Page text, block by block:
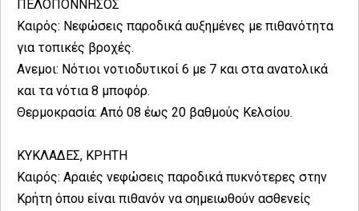
ΠΕΛΟΠΟΝΝΗΣΟΣ
Καιρός: Νεφώσεις παροδικά αυξημένες με πιθανότητα
για τοπικές βροχές.
Ανεμοι: Νότιοι νοτιοδυτικοί 6 με 7 και στα ανατολικά
και τα νότια 8 μποφόρ.
Θερμοκρασία: Από 08 έως 20 βαθμούς Κελσίου.
ΚΥΚΛΑΔΕΣ, ΚΡΗΤΗ
Καιρός: Αραιές νεφώσεις παροδικά πυκνότερες στην
Κρήτη όπου είναι πιθανόν να σημειωθούν ασθενείς